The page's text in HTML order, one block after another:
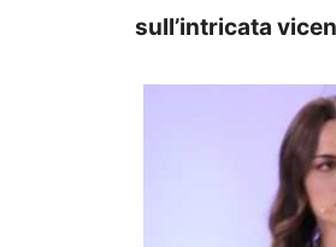
sull’intricata